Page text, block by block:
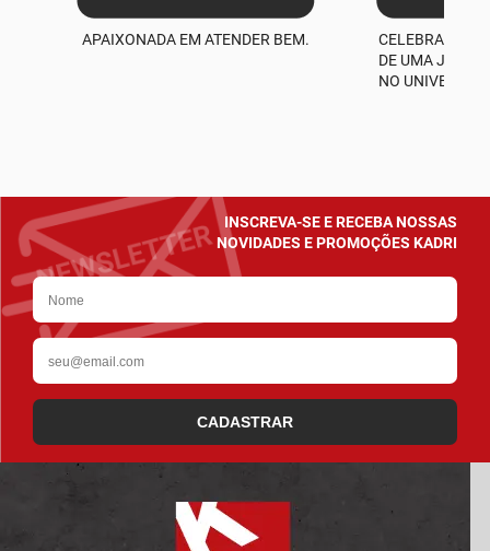
APAIXONADA EM ATENDER BEM.
CELEBRAMOS
DE UMA
NO UNIVERSO
INSCREVA-SE E RECEBA NOSSAS
NOVIDADES E PROMOÇÕES KADRI
CADASTRAR